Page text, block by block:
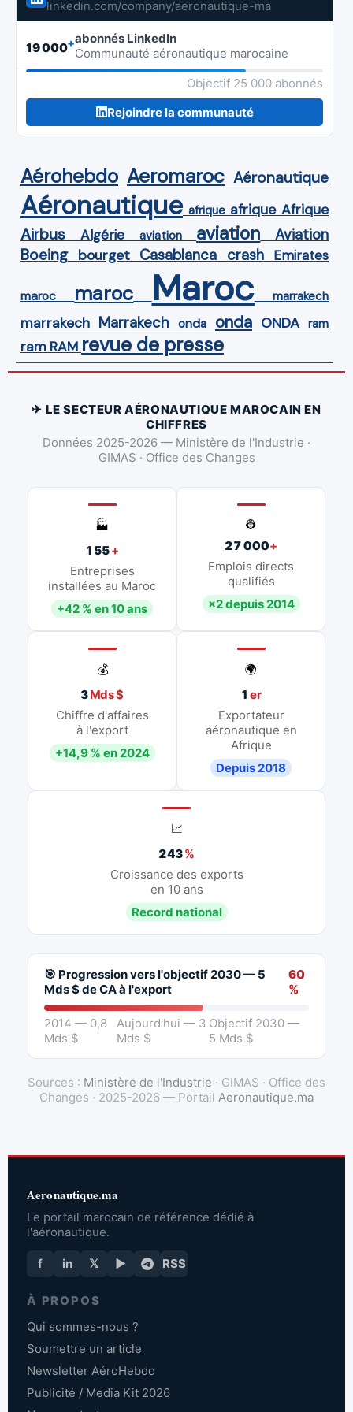
linkedin.com/company/aeronautique-ma
19 000+abonnés LinkedIn
Communauté aéronautique marocaine
Objectif 25 000 abonnés
Rejoindre la communauté
Aérohebdo Aeromaroc Aéronautique
Aéronautique afrique afrique Afrique
Airbus Algérie aviation aviation Aviation
Boeing bourget Casablanca crash Emirates
maroc maroc Maroc marrakech
marrakech Marrakech onda onda ONDA ram
ram RAM revue de presse
✈ LE SECTEUR AÉRONAUTIQUE MAROCAIN EN
CHIFFRES
Données 2025-2026 — Ministère de l'Industrie ·
GIMAS · Office des Changes
🏭
155+
Entreprises
installées au Maroc
+42 % en 10 ans
👷
27 000+
Emplois directs
qualifiés
×2 depuis 2014
💰
3Mds $
Chiffre d'affaires
à l'export
+14,9 % en 2024
🌍
1 er
Exportateur
aéronautique en
Afrique
Depuis 2018
📈
243%
Croissance des exports
en 10 ans
Record national
🎯 Progression vers l'objectif 2030 — 5
Mds $ de CA à l'export
60
%
2014 — 0,8
Mds $
Aujourd'hui — 3
Mds $
Objectif 2030 —
5 Mds $
Sources : Ministère de l'Industrie · GIMAS · Office des
Changes · 2025-2026 — Portail Aeronautique.ma
Aeronautique.ma
Le portail marocain de référence dédié à
l'aéronautique.
f in 𝕏 ▶ RSS
À PROPOS
Qui sommes-nous ?
Soumettre un article
Newsletter AéroHebdo
Publicité / Media Kit 2026